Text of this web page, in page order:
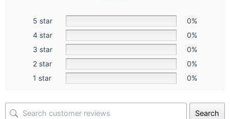
5 star
0%
4 star
0%
3 star
0%
2 star
0%
1 star
0%
Search